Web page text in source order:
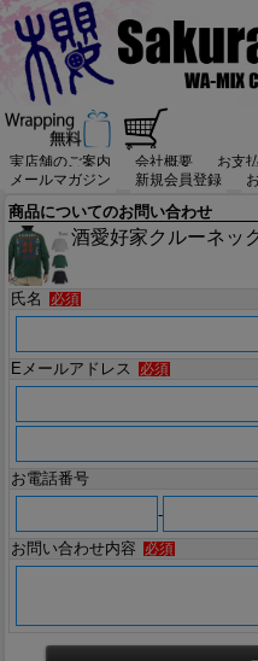
実店舗のご案内 会社概要 お支
メールマガジン
新規会員登録
商品についてのお問い合わせ
酒愛好家クルーネッ
氏名 必須
Eメールアドレス 必須
お電話番号
-
お問い合わせ内容
必須